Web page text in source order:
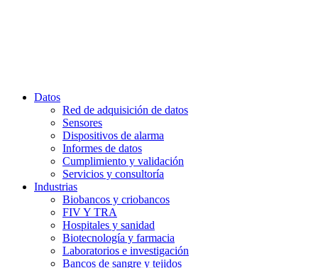
Datos
Red de adquisición de datos
Sensores
Dispositivos de alarma
Informes de datos
Cumplimiento y validación
Servicios y consultoría
Industrias
Biobancos y criobancos
FIV Y TRA
Hospitales y sanidad
Biotecnología y farmacia
Laboratorios e investigación
Bancos de sangre y tejidos